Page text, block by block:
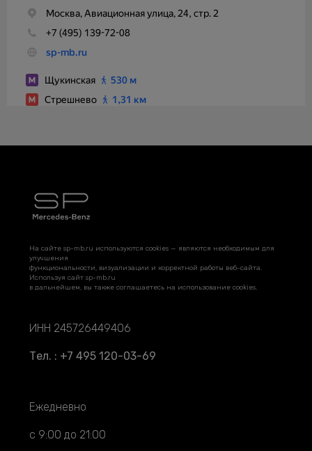
На сайте sp-mb.ru используются cookies — являются необходимым для
улучшения
функциональности, визуализации и корректной работы веб-сайта.
Используя сайт sp-mb.ru
в дальнейшем, вы также соглашаетесь на использование cookies.
ИНН 245726449406
Тел. : +7 495 120-03-69
Ежедневно
с 9:00 до 21:00